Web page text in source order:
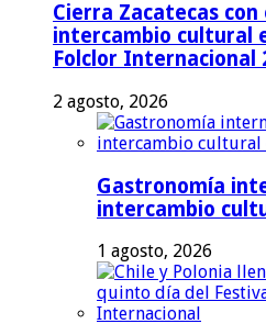
Cierra Zacatecas
intercambio cultural
Folclor Internacional
2 agosto, 2026
Gastronomía
intercambio
1 agosto, 2026